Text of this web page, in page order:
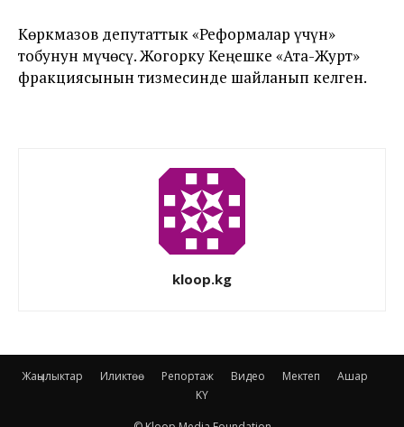
Көркмазов депутаттык «Реформалар үчүн»
тобунун мүчөсү. Жогорку Кеңешке «Ата-Журт»
фракциясынын тизмесинде шайланып келген.
kloop.kg
Жаңылыктар Иликтөө Репортаж Видео Мектеп
Ашар
KY